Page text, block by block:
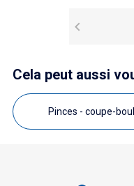

Cela peut aussi
Pinces - coupe-